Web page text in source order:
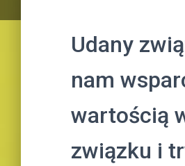
Udany
nam
wartością
związku i